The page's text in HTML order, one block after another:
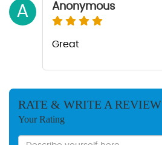
A Anonymous
Great
RATE & WRITE A REVIEW
Your Rating